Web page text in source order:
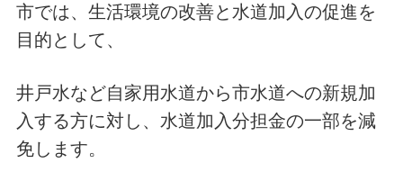
市では、生活環境の改善と水道加入の促進を
目的として、
井戸水など自家用水道から市水道への新規加
入する方に対し、水道加入分担金の一部を減
免します。